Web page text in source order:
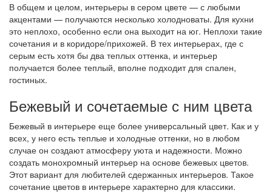
В общем и целом, интерьеры в сером цвете — с любыми
акцентами — получаются несколько холодноваты. Для кухни
это неплохо, особенно если она выходит на юг. Неплохи такие
сочетания и в коридоре/прихожей. В тех интерьерах, где с
серым есть хотя бы два теплых оттенка, и интерьер
получается более теплый, вполне подходит для спален,
гостиных.
Бежевый и сочетаемые с ним цвета
Бежевый в интерьере еще более универсальный цвет. Как и у
всех, у него есть теплые и холодные оттенки, но в любом
случае он создают атмосферу уюта и надежности. Можно
создать монохромный интерьер на основе бежевых цветов.
Этот вариант для любителей сдержанных интерьеров. Такое
сочетание цветов в интерьере характерно для классики.